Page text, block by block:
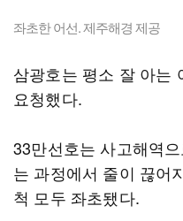
좌초한 어선. 제주해경 제공
삼광호는 평소 잘 아는
요청했다.
33만선호는 사고해역
는 과정에서 줄이 끊어
척 모두 좌초됐다.